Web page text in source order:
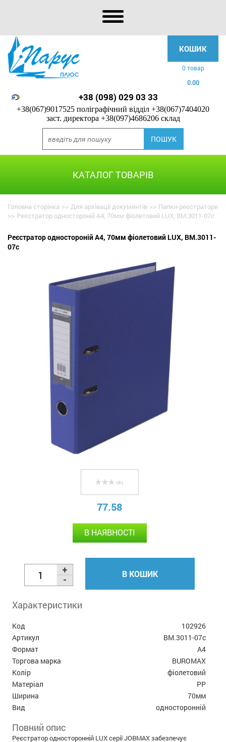
КОШИК
0 товар
0.00
+38 (098) 029 03 33
+38(067)9017525 поліграфічний відділ +38(067)7404020
заст. директора +38(097)4686206 склад
КАТАЛОГ ТОВАРІВ
Головна сторінка >> Для архівації документів >> Папки-реєстратори
>> Реєстратор одностороній А4, 70мм фіолетовий LUX, BM.3011-07c
Реєстратор одностороній А4, 70мм фіолетовий LUX, BM.3011-
07c
( 0 )
77.58
В НАЯВНОСТІ
В КОШИК
Характеристики
Код
102926
Артикул
BM.3011-07c
Формат
А4
Торгова марка
BUROMAX
Колір
фіолетовий
Матеріал
PP
Ширина
70мм
Вид
односторонній
Повний опис
Реєстратор односторонній LUX серії JOBMAX забезпечує